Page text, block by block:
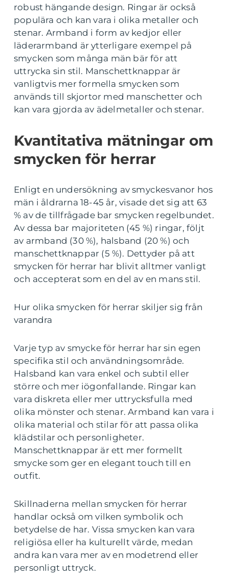
robust hängande design. Ringar är också
populära och kan vara i olika metaller och
stenar. Armband i form av kedjor eller
läderarmband är ytterligare exempel på
smycken som många män bär för att
uttrycka sin stil. Manschettknappar är
vanligtvis mer formella smycken som
används till skjortor med manschetter och
kan vara gjorda av ädelmetaller och stenar.
Kvantitativa mätningar om
smycken för herrar
Enligt en undersökning av smyckesvanor hos
män i åldrarna 18-45 år, visade det sig att 63
% av de tillfrågade bar smycken regelbundet.
Av dessa bar majoriteten (45 %) ringar, följt
av armband (30 %), halsband (20 %) och
manschettknappar (5 %). Dettyder på att
smycken för herrar har blivit alltmer vanligt
och accepterat som en del av en mans stil.
Hur olika smycken för herrar skiljer sig från
varandra
Varje typ av smycke för herrar har sin egen
specifika stil och användningsområde.
Halsband kan vara enkel och subtil eller
större och mer iögonfallande. Ringar kan
vara diskreta eller mer uttrycksfulla med
olika mönster och stenar. Armband kan vara i
olika material och stilar för att passa olika
klädstilar och personligheter.
Manschettknappar är ett mer formellt
smycke som ger en elegant touch till en
outfit.
Skillnaderna mellan smycken för herrar
handlar också om vilken symbolik och
betydelse de har. Vissa smycken kan vara
religiösa eller ha kulturellt värde, medan
andra kan vara mer av en modetrend eller
personligt uttryck.